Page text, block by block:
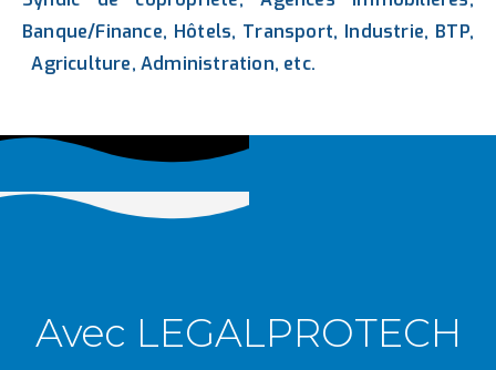
Banque/Finance, Hôtels, Transport, Industrie, BTP,
Agriculture, Administration, etc.
Avec LEGALPROTECH